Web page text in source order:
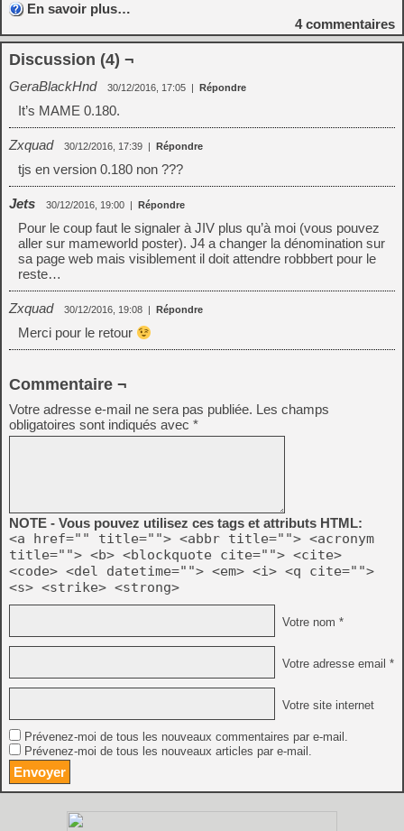
En savoir plus…
4commentaires
Discussion (4) ¬
GeraBlackHnd 30/12/2016, 17:05 | Répondre
It’s MAME 0.180.
Zxquad 30/12/2016, 17:39 | Répondre
tjs en version 0.180 non ???
Jets 30/12/2016, 19:00 | Répondre
Pour le coup faut le signaler à JIV plus qu’à moi (vous pouvez
aller sur mameworld poster). J4 a changer la dénomination sur
sa page web mais visiblement il doit attendre robbbert pour le
reste…
Zxquad 30/12/2016, 19:08 | Répondre
Merci pour le retour
Commentaire ¬
Votre adresse e-mail ne sera pas publiée. Les champs
obligatoires sont indiqués avec *
NOTE - Vous pouvez utilisez ces tags et attributs HTML:
<a href="" title=""> <abbr title=""> <acronym
title=""> <b> <blockquote cite=""> <cite>
<code> <del datetime=""> <em> <i> <q cite="">
<s> <strike> <strong>
Votre nom *
Votre adresse email *
Votre site internet
Prévenez-moi de tous les nouveaux commentaires par e-mail.
Prévenez-moi de tous les nouveaux articles par e-mail.